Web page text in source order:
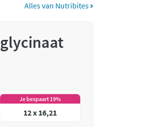
Alles van Nutribites
Je bespaart 19%
12 x 16,21